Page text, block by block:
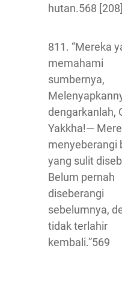
hutan.568 [208]
811. “Mereka
memahami
sumbernya,
dengarkanlah,
Yakkha!—
menyeberangi
yang sulit
Belum pernah
diseberangi
sebelumnya,
tidak terlahir
kembali.”569